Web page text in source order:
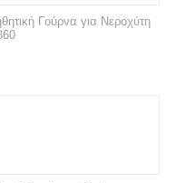
Γούρνα για Νεροχύτη